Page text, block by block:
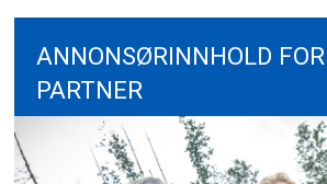
ANNONSØRINNHOLD
PARTNER